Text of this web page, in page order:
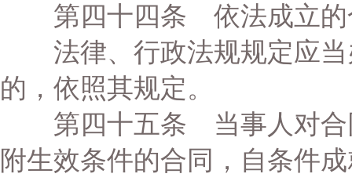
第四十四条 依法成立的
法律、行政法规规定应当
的，依照其规定。
第四十五条 当事人对合
附生效条件的合同，自条件